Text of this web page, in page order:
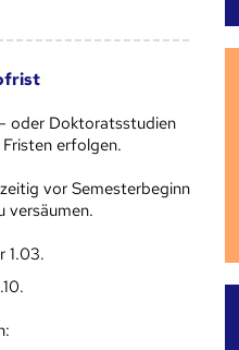
oder Doktoratsstudien
erfolgen.
vor Semesterbeginn
versäumen.
1.03.